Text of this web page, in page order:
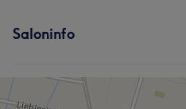
Saloninfo